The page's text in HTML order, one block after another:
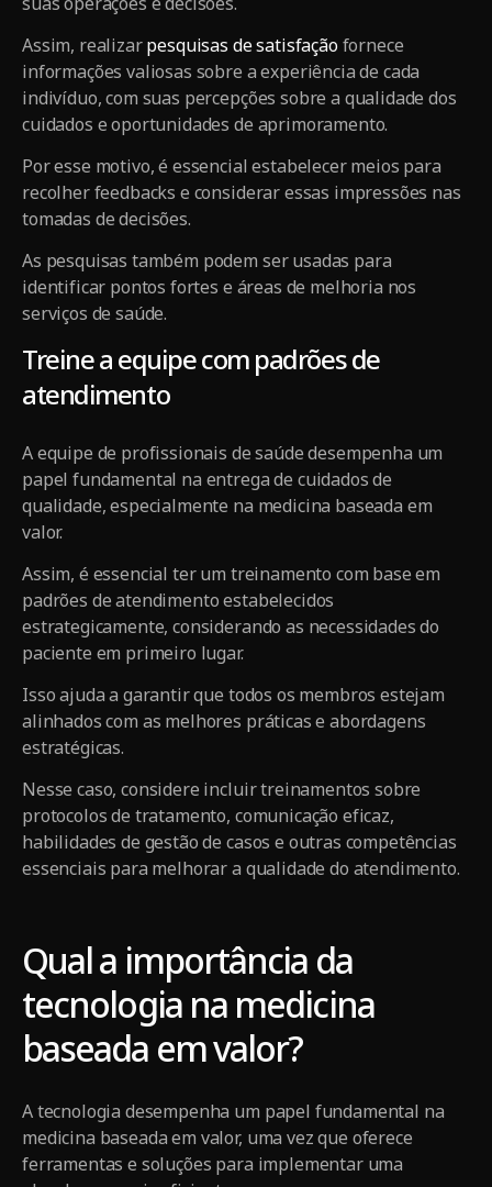
Assim, realizarpesquisas de satisfaçãofornece
informações valiosas sobre a experiência de cada
indivíduo, com suas percepções sobre a qualidade dos
cuidados e oportunidades de aprimoramento.
Por esse motivo, é essencial estabelecer meios para
recolher feedbacks e considerar essas impressões nas
tomadas de decisões.
As pesquisas também podem ser usadas para
identificar pontos fortes e áreas de melhoria nos
serviços de saúde.
Treine a equipe com padrões de
atendimento
A equipe de profissionais de saúde desempenha um
papel fundamental na entrega de cuidados de
qualidade, especialmente na medicina baseada em
valor.
Assim, é essencial ter um treinamento com base em
padrões de atendimento estabelecidos
estrategicamente, considerando as necessidades do
paciente em primeiro lugar.
Isso ajuda a garantir que todos os membros estejam
alinhados com as melhores práticas e abordagens
estratégicas.
Nesse caso, considere incluir treinamentos sobre
protocolos de tratamento, comunicação eficaz,
habilidades de gestão de casos e outras competências
essenciais para melhorar a qualidade do atendimento.
Qual a importância da
tecnologia na medicina
baseada em valor?
A tecnologia desempenha um papel fundamental na
medicina baseada em valor, uma vez que oferece
ferramentas e soluções para implementar uma